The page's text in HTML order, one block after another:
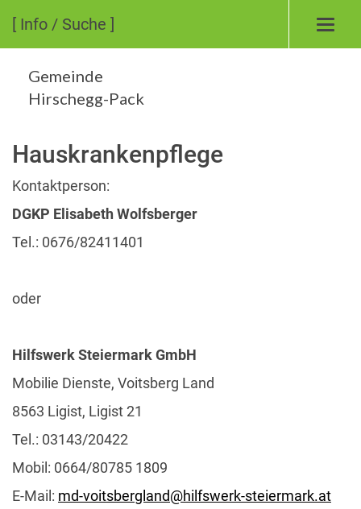
[ Info / Suche ]
Gemeinde
Hirschegg-Pack
Hauskrankenpflege
Kontaktperson:
DGKP Elisabeth Wolfsberger
Tel.: 0676/82411401
oder
Hilfswerk Steiermark GmbH
Mobilie Dienste, Voitsberg Land
8563 Ligist, Ligist 21
Tel.: 03143/20422
Mobil: 0664/80785 1809
E-Mail: md-voitsbergland@hilfswerk-steiermark.at